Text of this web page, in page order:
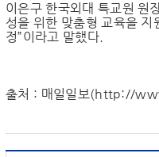
이은구 한국외대 특교원 원
성을 위한 맞춤형 교육을
정”이라고 말했다.
출처 : 매일일보(http://